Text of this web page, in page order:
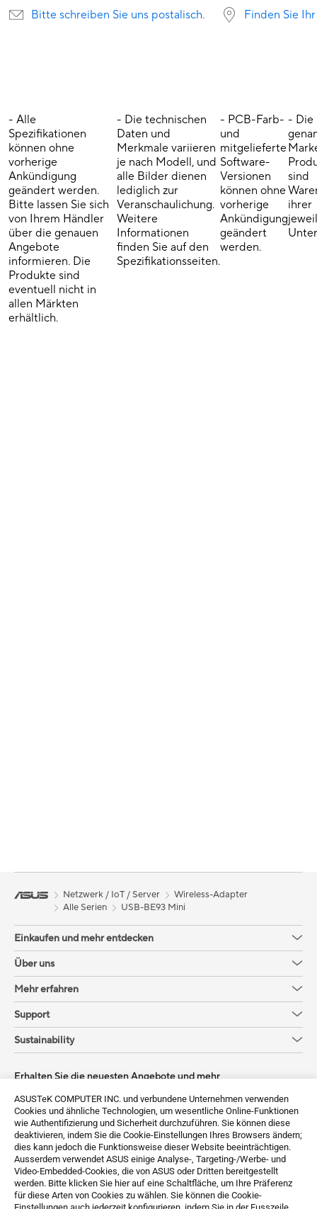
ASUSTeK COMPUTER INC. und verbundene Unternehmen verwenden
Cookies und ähnliche Technologien, um wesentliche Online-Funktionen
wie Authentifizierung und Sicherheit durchzuführen. Sie können diese
deaktivieren, indem Sie die Cookie-Einstellungen Ihres Browsers ändern;
dies kann jedoch die Funktionsweise dieser Website beeinträchtigen.
Ausserdem verwendet ASUS einige Analyse-, Targeting-/Werbe- und
Video-Embedded-Cookies, die von ASUS oder Dritten bereitgestellt
werden. Bitte klicken Sie hier auf eine Schaltfläche, um Ihre Präferenz
für diese Arten von Cookies zu wählen. Sie können die Cookie-
Bitte schreiben Sie uns postalisch. Finden Sie
- Alle
Spezifikationen
können ohne
vorherige
Ankündigung
geändert werden.
Bitte lassen Sie sich
von Ihrem Händler
über die genauen
Angebote
informieren. Die
Produkte sind
eventuell nicht in
allen Märkten
erhältlich.
- Die technischen
Daten und
Merkmale variieren
je nach Modell, und
alle Bilder dienen
lediglich zur
Veranschaulichung.
Weitere
Informationen
finden Sie auf den
Spezifikationsseiten.
- PCB-Farb-
und
mitgelieferte
Software-
Versionen
können ohne
vorherige
Ankündigung
geändert
werden.
- Die
sind
ihrer
Netzwerk / IoT / Server
Wireless-Adapter
Alle Serien
USB-BE93 Mini
Einkaufen und mehr entdecken
Über uns
Mehr erfahren
Support
Sustainability
Erhalten Sie die neuesten Angebote und mehr
Sign up